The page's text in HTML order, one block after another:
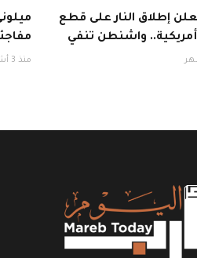
إطلاق النار على قطع
أمريكية.. واشنطن تنفي
منذ 3 أشهر